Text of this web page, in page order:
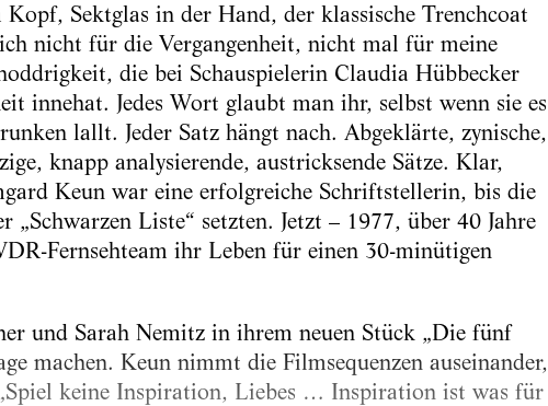
Sektglas in der Hand, der klassische Trenchcoat
nicht für die Vergangenheit, nicht mal für meine
die bei Schauspielerin Claudia Hübbecker
innehat. Jedes Wort glaubt man ihr, selbst wenn sie es
lallt. Jeder Satz hängt nach. Abgeklärte, zynische,
knapp analysierende, austricksende Sätze. Klar,
Keun war eine erfolgreiche Schriftstellerin, bis die
Liste“ setzten. Jetzt – 1977, über 40 Jahre
Fernsehteam ihr Leben für einen 30-minütigen
und Sarah Nemitz in ihrem neuen Stück „Die fünf
machen. Keun nimmt die Filmsequenzen auseinander,
keine Inspiration, Liebes … Inspiration ist was für